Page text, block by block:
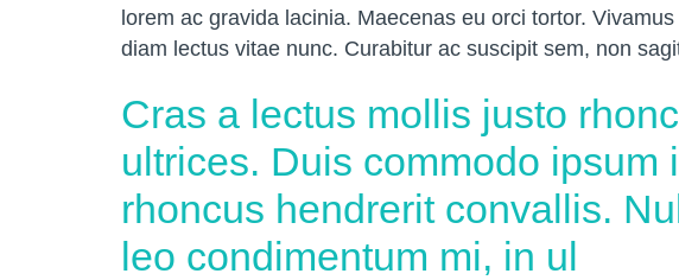
lorem ac gravida lacinia. Maecenas eu orci tortor.
diam lectus vitae nunc. Curabitur ac suscipit sem, non
Cras a lectus mollis justo
ultrices. Duis commodo ipsum
rhoncus hendrerit convallis.
leo condimentum mi, in ul